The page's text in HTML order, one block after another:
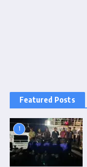
Featured Posts
1